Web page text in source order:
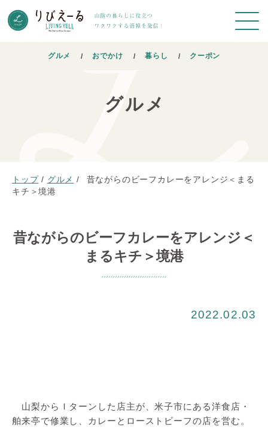
グルメ おでかけ 暮らし クーポン
グルメ
トップ / グルメ /
昔ながらのビーフカレーをアレンジ＜まる
キチ＞境港
昔ながらのビーフカレーをアレンジ＜
まるキチ＞境港
2022.02.03
山梨からＩターンした店主が、米子市にある洋食店・
舶来亭で修業し、カレーとローストビーフの店を営む。